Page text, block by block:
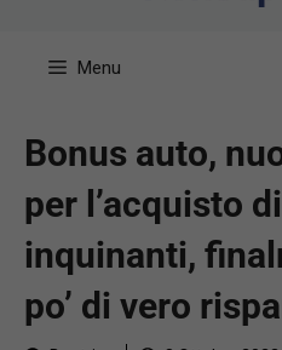
Menu
Bonus auto,
per l’acquisto
inquinanti,
po’ di vero